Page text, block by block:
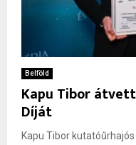
Belföld
Kapu Tibor
Díját
Kapu Tibor